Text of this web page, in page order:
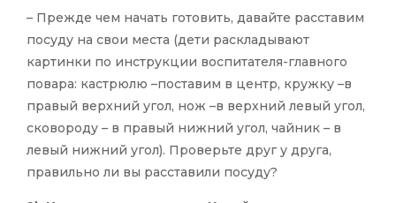
– Прежде чем начать готовить, давайте расставим
посуду на свои места (дети раскладывают
картинки по инструкции воспитателя-главного
повара: кастрюлю –поставим в центр, кружку –в
правый верхний угол, нож –в верхний левый угол,
сковороду – в правый нижний угол, чайник – в
левый нижний угол). Проверьте друг у друга,
правильно ли вы расставили посуду?